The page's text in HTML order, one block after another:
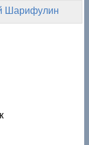
Шарифулин